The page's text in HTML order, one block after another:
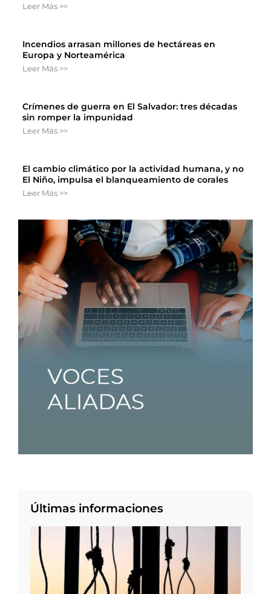
Leer Más >>
Incendios arrasan millones de hectáreas en
Europa y Norteamérica
Leer Más >>
Crímenes de guerra en El Salvador: tres décadas
sin romper la impunidad
Leer Más >>
El cambio climático por la actividad humana, y no
El Niño, impulsa el blanqueamiento de corales
Leer Más >>
Últimas informaciones